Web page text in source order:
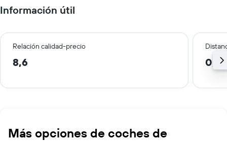
Información útil
Relación calidad-precio
8,6 0,2
Más opciones de coches de